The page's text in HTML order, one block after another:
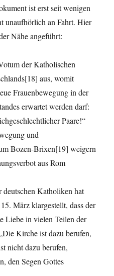
ist erst seit wenigen
unaufhörlich an Fahrt. Hier
Nähe angeführt:
der Katholischen
aus, womit
Frauenbewegung in der
erwartet werden darf:
Paare!“
und
Bozen-Brixen[19] weigern
aus Rom
deutschen Katholiken hat
März klargestellt, dass der
Liebe in vielen Teilen der
Kirche ist dazu berufen,
nicht dazu berufen,
den Segen Gottes